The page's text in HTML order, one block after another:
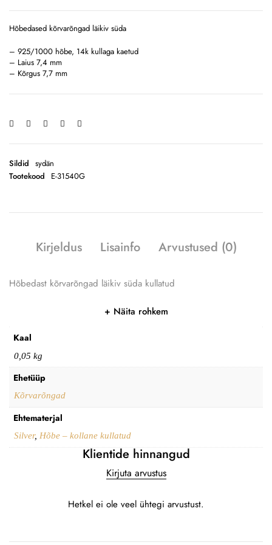
Hõbedased kõrvarõngad läikiv süda
– 925/1000 hõbe, 14k kullaga kaetud
– Laius 7,4 mm
– Kõrgus 7,7 mm
Sildid sydän
Tootekood
E-31540G
Kirjeldus Lisainfo Arvustused (0)
Hõbedast kõrvarõngad läikiv süda kullatud
Näita rohkem
Kaal
0,05 kg
Ehetüüp
Kõrvarõngad
Ehtematerjal
Silver, Hõbe – kollane kullatud
Klientide hinnangud
Kirjuta arvustus
Hetkel ei ole veel ühtegi arvustust.